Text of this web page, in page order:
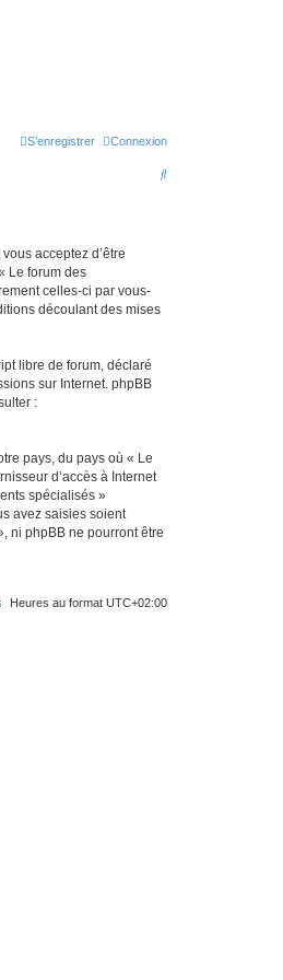
Connexion
S’enregistrer
R
acceptez d’être
Le forum des
celles-ci par vous-
découlant des mises
libre de forum, déclaré
sur Internet. phpBB
:
pays, du pays où « Le
d’accès à Internet
spécialisés »
avez saisies soient
ni phpBB ne pourront être
Heures au format UTC+02:00